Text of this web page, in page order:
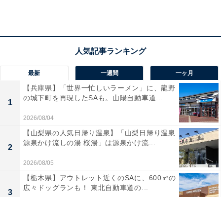
ふんわりしたスポンジの中には、とろとろのカスタード
クリームがたっぷりと詰まっています。その「かまくら
カスター」のやさしい味わいをイメージして誕生したの
が「かまくらカスタープリン」です。
最新 一週間 一ヶ月
1
【兵庫県】「世界一忙しいラーメン」に、龍野
の城下町を再現したSAも。山陽自動車道...
2026/08/04
2
【山梨県の人気日帰り温泉】「山梨日帰り温泉
源泉かけ流しの湯 桜湯」は源泉かけ流...
2026/08/05
3
【栃木県】アウトレット近くのSAに、600㎡の
広々ドッグランも！ 東北自動車道の...